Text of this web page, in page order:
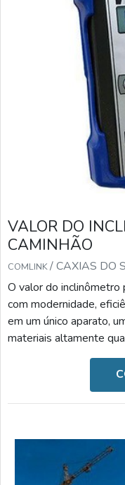
VALOR DO
CAMINHÃO
COMLINK/ CAXIAS DO
O valor do inclinômetro
com modernidade,
em um único aparato,
materiais altamente
desempenham a sua
benefícios, o valor
IMPORTÂNCIA DO
principais causas de
laterais fortes, tr